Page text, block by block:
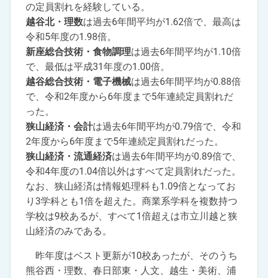
の定員割れを経験している。
越谷北・理数は過去6年間平均が1.62倍で、最高は
令和5年度の1.98倍。
新座総合技術・食物調理は過去6年間平均が1.10倍
で、最低は平成31年度の1.00倍。
越谷総合技術・電子機械は過去6年間平均が0.88倍
で、令和2年度から6年度まで5年連続定員割れだ
った。
狭山経済・会計は過去6年間平均が0.79倍で、令和
2年度から6年度まで5年連続定員割れだった。
狭山経済・流通経済は過去6年間平均が0.89倍で、
令和4年度の1.04倍以外はすべて定員割れだった。
なお、狭山経済は情報処理科も1.09倍となってお
り3学科とも1倍を超えた。商業系学科を複数持つ
学校は9校あるが、すべて1倍超えは市立川越と狭
山経済のみである。
昨年度はベスト更新が10校あったが、そのうち
熊谷西・理数、春日部東・人文、越生・美術、浦